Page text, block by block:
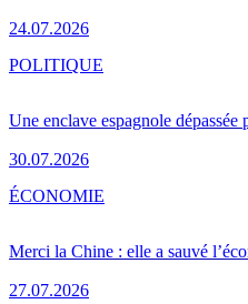
24.07.2026
Une enclave espagnole
30.07.2026
POLITIQUE
Merci la Chine : elle a sauvé
27.07.2026
ÉCONOMIE